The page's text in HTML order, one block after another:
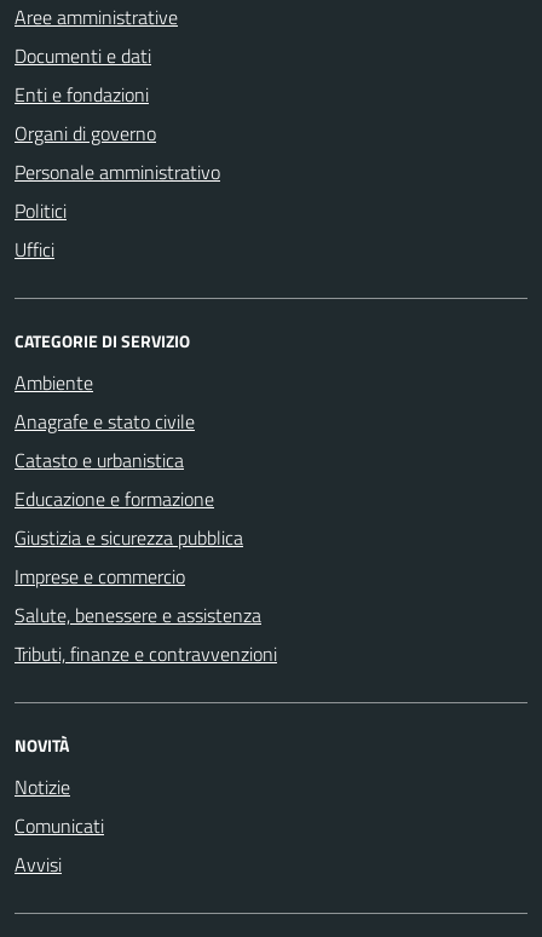
Aree amministrative
Documenti e dati
Enti e fondazioni
Organi di governo
Personale amministrativo
Politici
Uffici
CATEGORIE DI SERVIZIO
Ambiente
Anagrafe e stato civile
Catasto e urbanistica
Educazione e formazione
Giustizia e sicurezza pubblica
Imprese e commercio
Salute, benessere e assistenza
Tributi, finanze e contravvenzioni
NOVITÀ
Notizie
Comunicati
Avvisi